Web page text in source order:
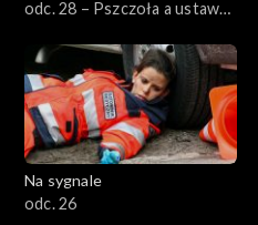
odc. 28 – Pszczoła a ustawa
Na sygnale
odc. 26